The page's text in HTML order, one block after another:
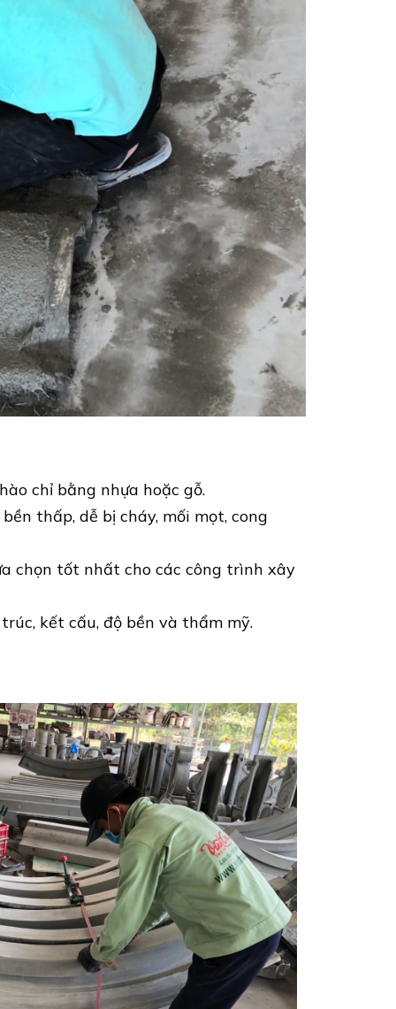
chỉ bằng nhựa hoặc gỗ.
thấp, dễ bị cháy, mối mọt, cong
chọn tốt nhất cho các công trình xây
kết cấu, độ bền và thẩm mỹ.